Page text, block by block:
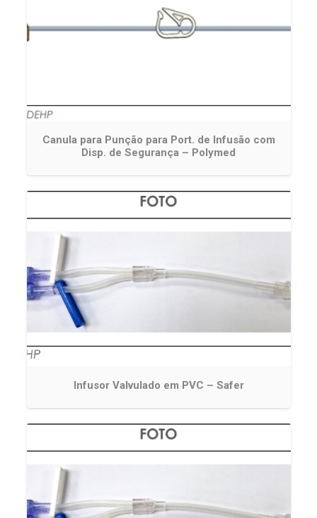
Canula para Punção para Port. de Infusão com
Disp. de Segurança – Polymed
Infusor Valvulado em PVC – Safer